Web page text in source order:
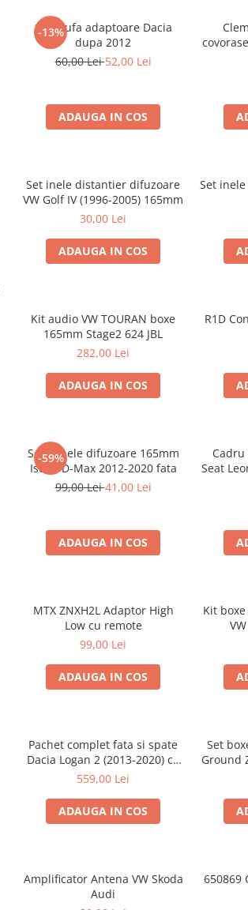
-13%
Set mufa adaptoare Dacia
dupa 2012
60,00 Lei52,00 Lei
ADAUGA IN COS
Set inele distantier difuzoare
VW Golf IV (1996-2005) 165mm
30,00 Lei
ADAUGA IN COS
Set
Kit audio VW TOURAN boxe
165mm Stage2 624 JBL
282,00 Lei
ADAUGA IN COS
R1D
-59%
Set 2 inele difuzoare 165mm
Isuzu D-Max 2012-2020 fata
99,00 Lei41,00 Lei
ADAUGA IN COS
Cadru
Seat
MTX ZNXH2L Adaptor High
Low cu remote
99,00 Lei
ADAUGA IN COS
Kit boxe
Pachet complet fata si spate
Dacia Logan 2 (2013-2020) cu
boxe Ground Zero Ferrum
559,00 Lei
ADAUGA IN COS
Set
Ground
Amplificator Antena VW Skoda
Audi
650869